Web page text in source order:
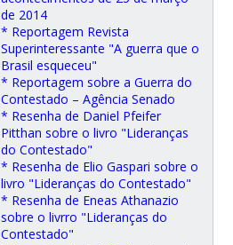
de 2014
* Reportagem Revista
Superinteressante "A guerra que o
Brasil esqueceu"
* Reportagem sobre a Guerra do
Contestado – Agência Senado
* Resenha de Daniel Pfeifer
Pitthan sobre o livro "Lideranças
do Contestado"
* Resenha de Elio Gaspari sobre o
livro "Lideranças do Contestado"
* Resenha de Eneas Athanazio
sobre o livrro "Lideranças do
Contestado"